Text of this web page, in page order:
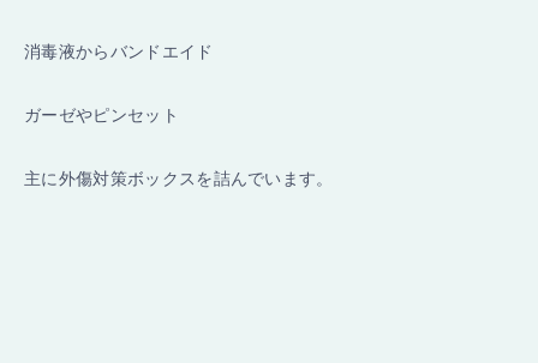
消毒液からバンドエイド
ガーゼやピンセット
主に外傷対策ボックスを詰んでいます。